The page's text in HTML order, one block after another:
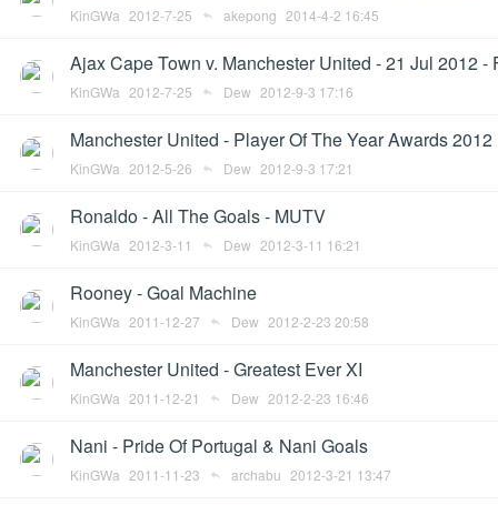
KinGWa 2012-7-25 akepong 2014-4-2 16:45
Ajax Cape Town v. Manchester United - 21 Jul 2012 -
KinGWa 2012-7-25 Dew 2012-9-3 17:16
Manchester United - Player Of The Year Awards 2012
KinGWa 2012-5-26 Dew 2012-9-3 17:21
Ronaldo - All The Goals - MUTV
KinGWa 2012-3-11 Dew 2012-3-11 16:21
Rooney - Goal Machine
KinGWa 2011-12-27 Dew 2012-2-23 20:58
Manchester United - Greatest Ever XI
KinGWa 2011-12-21 Dew 2012-2-23 16:46
Nani - Pride Of Portugal & Nani Goals
KinGWa 2011-11-23 archabu 2012-3-21 13:47